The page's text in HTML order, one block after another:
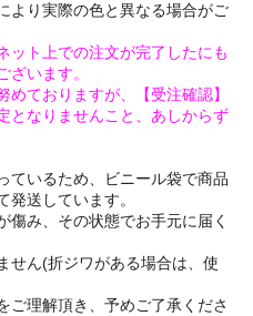
より実際の色と異なる場合がご
ット上での注文が完了したにも
ざいます。
ておりますが、【受注確認】
となりませんこと、あしからず
ているため、ビニール袋で商品
発送しています。
傷み、その状態でお手元に届く
せん(折ジワがある場合は、使
ご理解頂き、予めご了承くださ